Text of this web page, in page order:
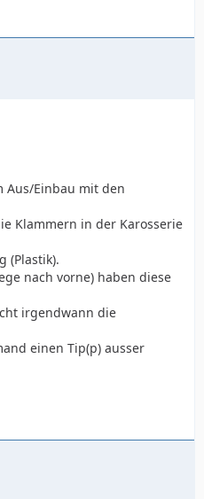
Aus/Einbau mit den
Klammern in der Karosserie
(Plastik).
nach vorne) haben diese
irgendwann die
einen Tip(p) ausser